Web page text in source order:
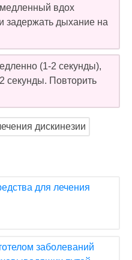
вдох
задержать дыхание на
(1-2 секунды),
секунды. Повторить
дискинезии
для лечения
заболеваний